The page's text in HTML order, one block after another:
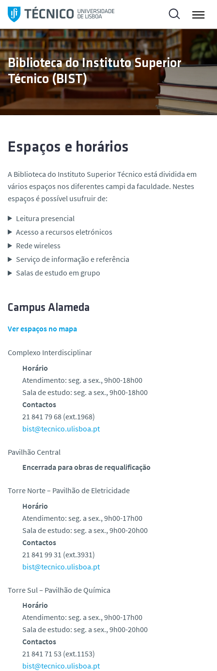
i
p
t
o
c
o
t
Biblioteca do Instituto Superior
Técnico (BIST)
Espaços e horários
A Biblioteca do Instituto Superior Técnico está dividida em
vários espaços nos diferentes campi da faculdade. Nestes
espaços é possível usufruir de:
Leitura presencial
Acesso a recursos eletrónicos
Rede wireless
Serviço de informação e referência
Salas de estudo em grupo
Campus Alameda
Ver espaços no mapa
Complexo Interdisciplinar
Horário
Atendimento: seg. a sex., 9h00-18h00
Sala de estudo: seg. a sex., 9h00-18h00
Contactos
21 841 79 68 (ext.1968)
bist@tecnico.ulisboa.pt
Pavilhão Central
Encerrada para obras de requalificação
Torre Norte – Pavilhão de Eletricidade
Horário
Atendimento: seg. a sex., 9h00-17h00
Sala de estudo: seg. a sex., 9h00-20h00
Contactos
21 841 99 31 (ext.3931)
bist@tecnico.ulisboa.pt
Torre Sul – Pavilhão de Química
Horário
Atendimento: seg. a sex., 9h00-17h00
Sala de estudo: seg. a sex., 9h00-20h00
Contactos
21 841 71 53 (ext.1153)
bist@tecnico.ulisboa.pt